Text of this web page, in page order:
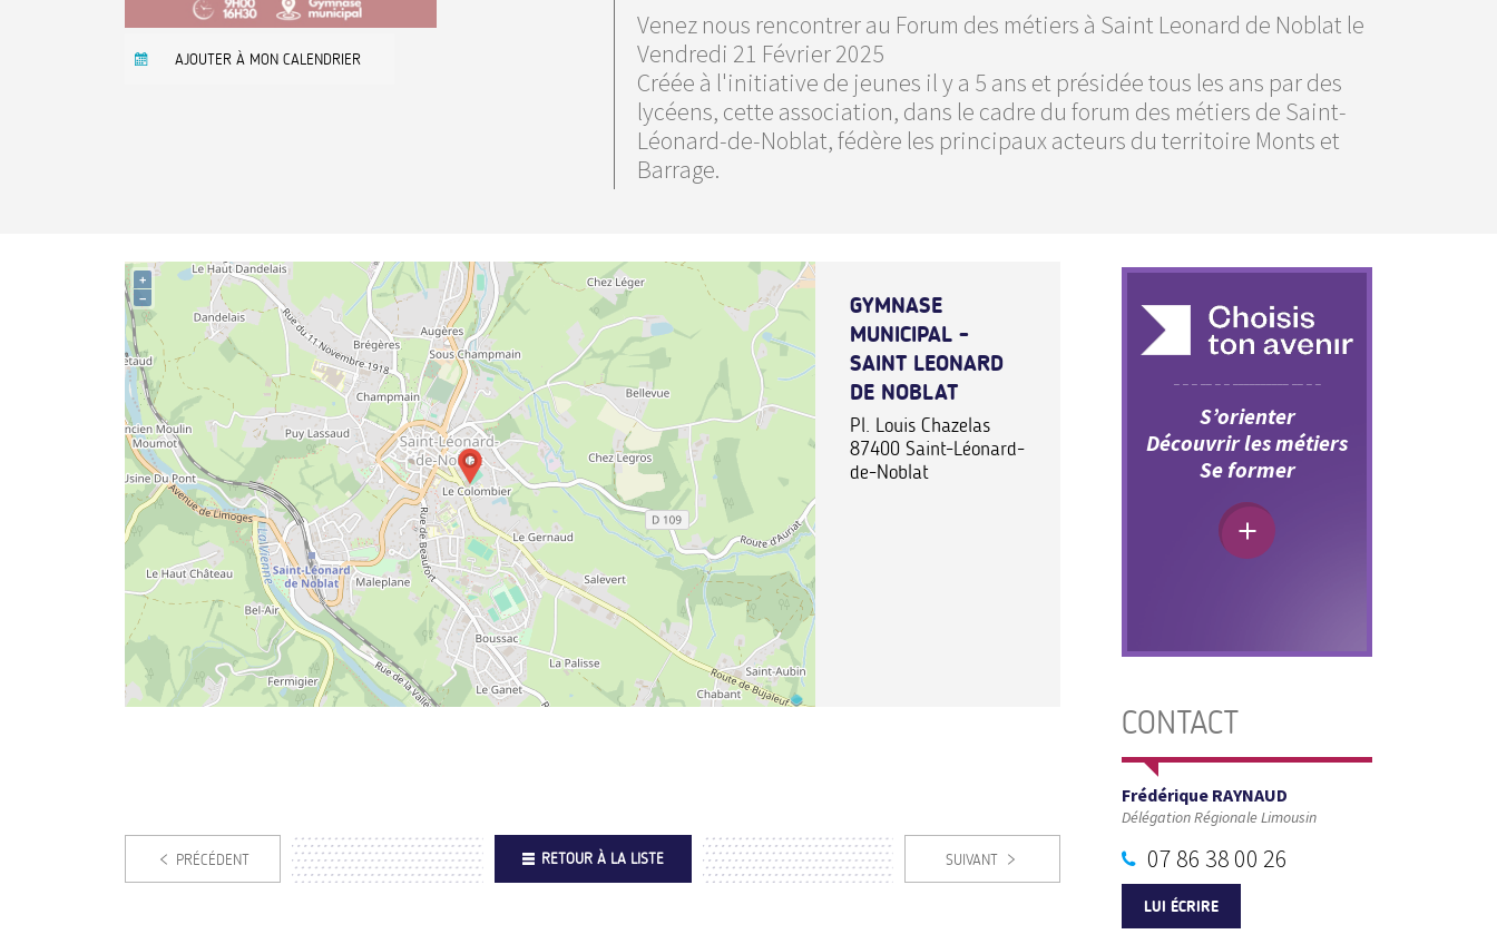
AJOUTER À MON CALENDRIER
Venez nous rencontrer au Forum des métiers à Saint Leonard de Noblat le
Vendredi 21 Février 2025
Créée à l'initiative de jeunes il y a 5 ans et présidée tous les ans par des
lycéens, cette association, dans le cadre du forum des métiers de Saint-
Léonard-de-Noblat, fédère les principaux acteurs du territoire Monts et
Barrage.
+
−
GYMNASE
MUNICIPAL -
SAINT LEONARD
DE NOBLAT
Pl. Louis Chazelas
87400 Saint-Léonard-
de-Noblat
PRÉCÉDENT RETOUR À LA LISTE SUIVANT
S’orienter
Découvrir les métiers
Se former
CONTACT
Frédérique RAYNAUD
Délégation Régionale Limousin
07 86 38 00 26
LUI ÉCRIRE